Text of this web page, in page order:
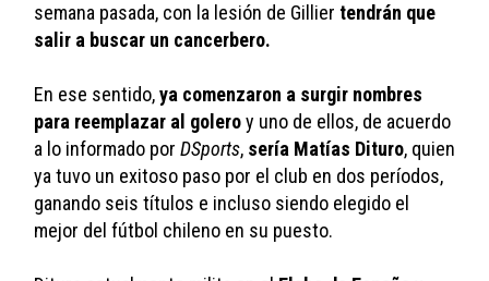
semana pasada, con la lesión de Gillier tendrán que
salir a buscar un cancerbero.
En ese sentido, ya comenzaron a surgir nombres
para reemplazar al golero y uno de ellos, de acuerdo
a lo informado por DSports, sería Matías Dituro, quien
ya tuvo un exitoso paso por el club en dos períodos,
ganando seis títulos e incluso siendo elegido el
mejor del fútbol chileno en su puesto.